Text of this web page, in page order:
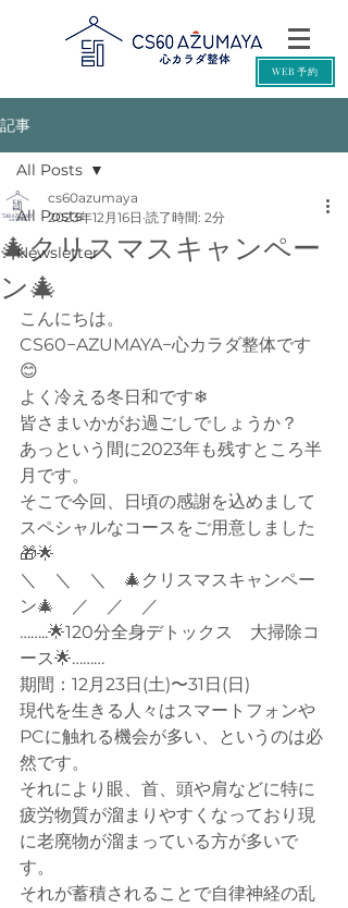
WEB予約
記事
All Posts
Newsletter
All Posts
🎄クリスマスキャンペー
ン🎄
cs60azumaya
2023年12月16日 読了時間: 2分
こんにちは。
CS60−AZUMAYA−心カラダ整体です
😊
よく冷える冬日和です❄
皆さまいかがお過ごしでしょうか？
あっという間に2023年も残すところ半
月です。
そこで今回、日頃の感謝を込めまして
スペシャルなコースをご用意しました
🎁🌟
＼　＼　＼　🎄クリスマスキャンペー
ン🎄　／　／　／
……..🌟120分全身デトックス　大掃除コ
ース🌟………
期間：12月23日(土)〜31日(日)
現代を生きる人々はスマートフォンや
PCに触れる機会が多い、というのは必
然です。
それにより眼、首、頭や肩などに特に
疲労物質が溜まりやすくなっており現
に老廃物が溜まっている方が多いで
す。
それが蓄積されることで自律神経の乱